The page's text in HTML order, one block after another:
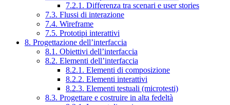
7.2.1. Differenza tra scenari e user stories
7.3. Flussi di interazione
7.4. Wireframe
7.5. Prototipi interattivi
8. Progettazione dell’interfaccia
8.1. Obiettivi dell’interfaccia
8.2. Elementi dell’interfaccia
8.2.1. Elementi di composizione
8.2.2. Elementi interattivi
8.2.3. Elementi testuali (microtesti)
8.3. Progettare e costruire in alta fedeltà